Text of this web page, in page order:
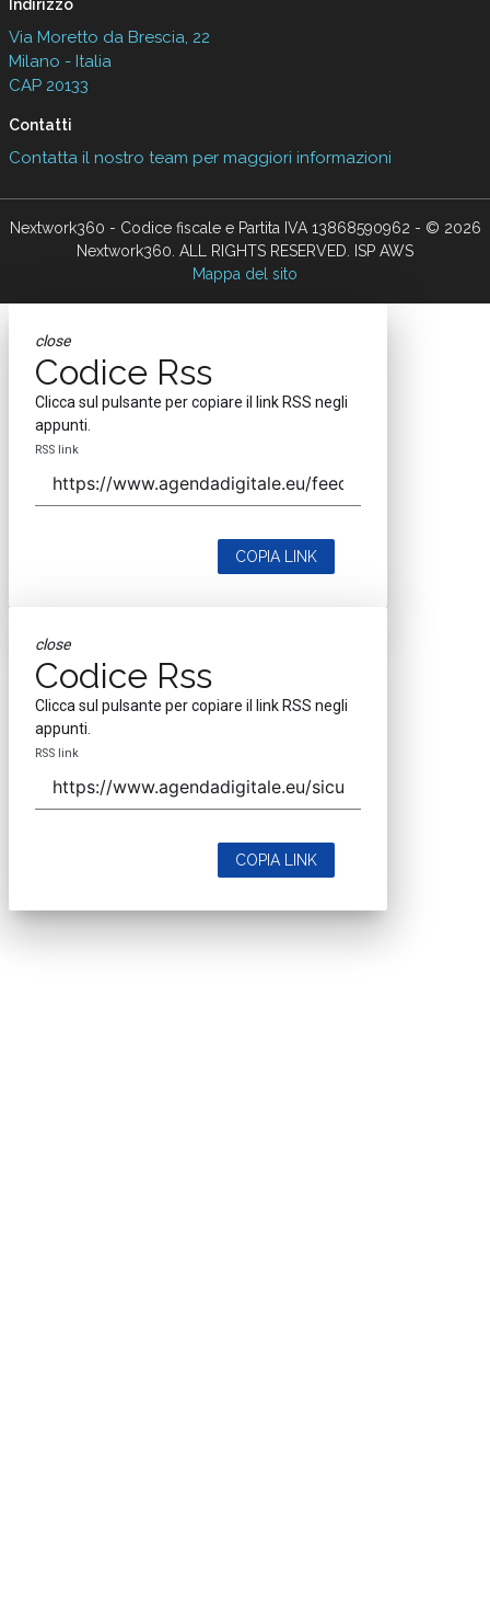
Indirizzo
Via Moretto da Brescia, 22
Milano - Italia
CAP 20133
Contatti
Contatta il nostro team per maggiori informazioni
Nextwork360 - Codice fiscale e Partita IVA 13868590962 - © 2026
Nextwork360. ALL RIGHTS RESERVED. ISP AWS
Mappa del sito
close
Codice Rss
Clicca sul pulsante per copiare il link RSS negli
appunti.
RSS link
COPIA LINK
close
Codice Rss
Clicca sul pulsante per copiare il link RSS negli
appunti.
RSS link
COPIA LINK